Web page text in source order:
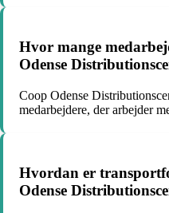
Hvor mange
Odense
Coop Odense
medarbejdere, der arbejder
Hvordan er
Odense